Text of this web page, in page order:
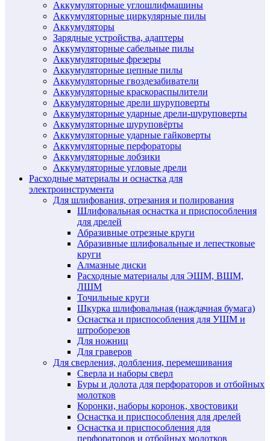
Аккумуляторные углошлифмашины
Аккумуляторные циркулярные пилы
Аккумуляторы
Зарядные устройства, адаптеры
Аккумуляторные сабельные пилы
Аккумуляторные фрезеры
Аккумуляторные цепные пилы
Аккумуляторные гвоздезабиватели
Аккумуляторные краскораспылители
Аккумуляторные дрели шуруповерты
Аккумуляторные ударные дрели-шуруповерты
Аккумуляторные шуруповёрты
Аккумуляторные ударные гайковерты
Аккумуляторные перфораторы
Аккумуляторные лобзики
Аккумуляторные угловые дрели
Расходные материалы и оснастка для
электроинструмента
Для шлифования, отрезания и полирования
Шлифовальная оснастка и приспособления
для дрелей
Абразивные отрезные круги
Абразивные шлифовальные и лепестковые
круги
Алмазные диски
Расходные материалы для ЭШМ, ВШМ,
ЛШМ
Точильные круги
Шкурка шлифовальная (наждачная бумага)
Оснастка и приспособления для УШМ и
штроборезов
Для ножниц
Для граверов
Для сверления, долбления, перемешивания
Сверла и наборы сверл
Буры и долота для перфораторов и отбойных
молотков
Коронки, наборы коронок, хвостовики
Оснастка и приспособления для дрелей
Оснастка и приспособления для
перфораторов и отбойных молотков